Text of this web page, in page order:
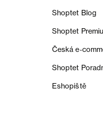
Shoptet Blog
Shoptet
Česká
Shoptet
Eshopiště